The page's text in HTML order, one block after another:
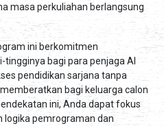
masa perkuliahan berlangsung
ini berkomitmen
bagi para penjaga Al
pendidikan sarjana tanpa
bagi keluarga calon
ini, Anda dapat fokus
pemrograman dan